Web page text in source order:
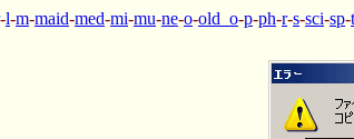
-l-m-maid-med-mi-mu-ne-o-old_o-p-ph-r-s-sci-sp-t